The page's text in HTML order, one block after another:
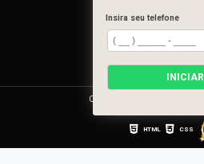
REDES
Copyright © Movement. (Lei
HTML CSS
Insira seu telefone